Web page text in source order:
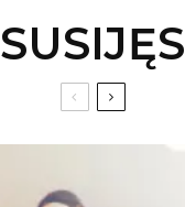
SUSIJĘS